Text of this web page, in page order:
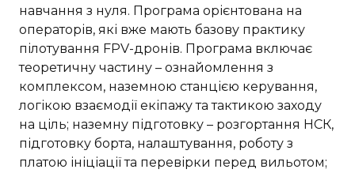
навчання з нуля. Програма орієнтована на
операторів, які вже мають базову практику
пілотування FPV-дронів. Програма включає
теоретичну частину – ознайомлення з
комплексом, наземною станцією керування,
логікою взаємодії екіпажу та тактикою заходу
на ціль; наземну підготовку – розгортання НСК,
підготовку борта, налаштування, роботу з
платою ініціації та перевірки перед вильотом;